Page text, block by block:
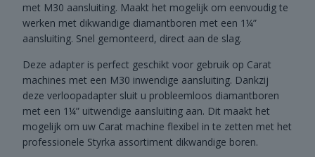
met M30 aansluiting. Maakt het mogelijk om eenvoudig te
werken met dikwandige diamantboren met een 1¼”
aansluiting. Snel gemonteerd, direct aan de slag.
Deze adapter is perfect geschikt voor gebruik op Carat
machines met een M30 inwendige aansluiting. Dankzij
deze verloopadapter sluit u probleemloos diamantboren
met een 1¼” uitwendige aansluiting aan. Dit maakt het
mogelijk om uw Carat machine flexibel in te zetten met het
professionele Styrka assortiment dikwandige boren.